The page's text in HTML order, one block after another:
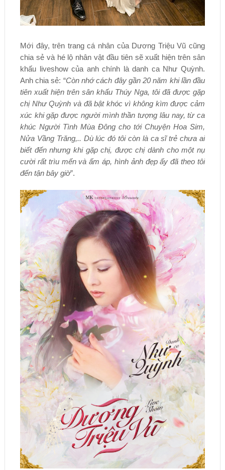
Mới đây, trên trang cá nhân của Dương Triệu Vũ cũng
chia sẻ và hé lộ nhân vật đầu tiên sẽ xuất hiện trên sân
khấu liveshow của anh chính là danh ca Như Quỳnh.
Anh chia sẻ: “Còn nhớ cách đây gần 20 năm khi lần đầu
tiên xuất hiện trên sân khấu Thúy Nga, tôi đã được gặp
chị Như Quỳnh và đã bật khóc vì không kìm được cảm
xúc khi gặp được người mình thần tượng lâu nay, từ ca
khúc Người Tình Mùa Đông cho tới Chuyện Hoa Sim,
Nửa Vầng Trăng,.. Dù lúc đó tôi còn là ca sĩ trẻ chưa ai
biết đến nhưng khi gặp chị, được chị dành cho một nụ
cười rất trìu mến và ấm áp, hình ảnh đẹp ấy đã theo tôi
đến tận bây giờ”.